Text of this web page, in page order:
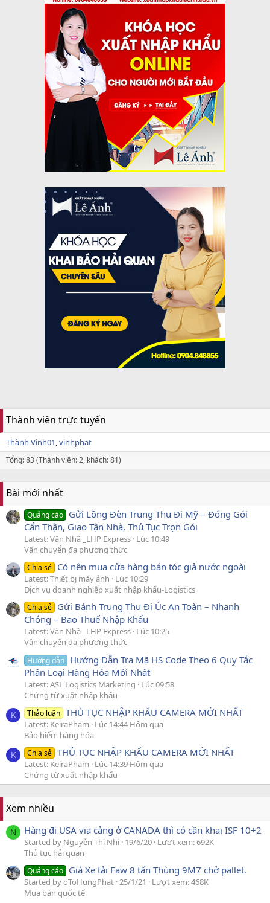
Thành viên trực tuyến
Thành Vinh01 vinhphat
Tổng: 83 (Thành viên: 2, khách: 81)
Bài mới nhất
Quảng cáo Gửi Lồng Đèn Trung Thu Đi Mỹ – Đóng Gói
Cẩn Thận, Giao Tận Nhà, Thủ Tục Trọn Gói
Latest: Văn Nhã _LHP Express Lúc 10:49
Vận chuyển đa phương thức
Chia sẻ Có nên mua cửa hàng bán tóc giả nước ngoài
Latest: Thiết bị máy ảnh
Lúc 10:29
Dịch vụ doanh nghiệp xuất nhập khẩu-Logistics
Chia sẻ Gửi Bánh Trung Thu Đi Úc An Toàn – Nhanh
Chóng – Bao Thuế Nhập Khẩu
Latest: Văn Nhã _LHP Express Lúc 10:25
Vận chuyển đa phương thức
Hướng dẫn Hướng Dẫn Tra Mã HS Code Theo 6 Quy Tắc
Phân Loại Hàng Hóa Mới Nhất
Latest: ASL Logistics Marketing
Lúc 09:58
Chứng từ xuất nhập khẩu
K Thảo luận THỦ TỤC NHẬP KHẨU CAMERA MỚI NHẤT
Latest: KeiraPham
Lúc 14:44 Hôm qua
Bảo hiểm hàng hóa
K Chia sẻ THỦ TỤC NHẬP KHẨU CAMERA MỚI NHẤT
Latest: KeiraPham
Lúc 14:39 Hôm qua
Chứng từ xuất nhập khẩu
Xem nhiều
N Hàng đi USA via cảng ở CANADA thì có cần khai ISF 10+2
Started by Nguyễn Thị Nhi 19/6/20 Lượt xem: 692K
Thủ tục hải quan
Quảng cáo Giá Xe tải Faw 8 tấn Thùng 9M7 chở pallet.
Started by oToHungPhat 25/1/21
Lượt xem: 468K
Mua bán quốc tế